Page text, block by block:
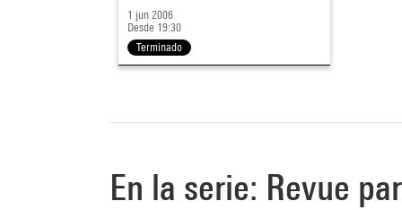
1 jun 2006
Desde 19:30
Terminado
En la serie: Revue